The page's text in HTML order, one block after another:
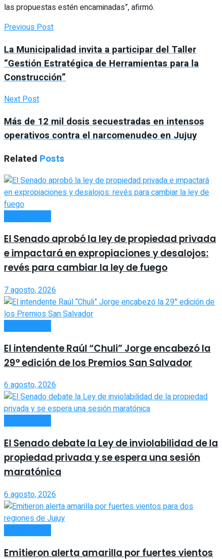
las propuestas estén encaminadas”, afirmó.
Previous Post
La Municipalidad invita a participar del Taller
“Gestión Estratégica de Herramientas para la
Construcción”
Next Post
Más de 12 mil dosis secuestradas en intensos
operativos contra el narcomenudeo en Jujuy
Related Posts
El Senado aprobó la ley de propiedad privada
e impactará en expropiaciones y desalojos:
revés para cambiar la ley de fuego
7 agosto, 2026
El intendente Raúl “Chuli” Jorge encabezó la
29° edición de los Premios San Salvador
6 agosto, 2026
El Senado debate la Ley de inviolabilidad de la
propiedad privada y se espera una sesión
maratónica
6 agosto, 2026
Emitieron alerta amarilla por fuertes vientos